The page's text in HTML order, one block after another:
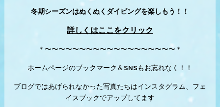
冬期シーズンはぬくぬくダイビングを楽しもう！！
詳しくはここをクリック
＊〜〜〜〜〜〜〜〜〜〜〜〜〜〜〜〜〜〜〜＊
ホームページのブックマーク＆SNSもお忘れなく！！
ブログではあげられなかった写真たちはインスタグラム、フェ
イスブックでアップしてます